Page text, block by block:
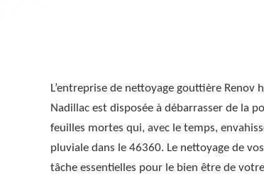
L’entreprise de nettoyage gouttière
Nadillac est disposée à débarrasser de la
feuilles mortes qui, avec le temps,
pluviale dans le 46360. Le nettoyage de
tâche essentielles pour le bien être de